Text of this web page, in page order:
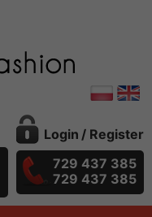
Login / Register
729 437 385
729 437 385